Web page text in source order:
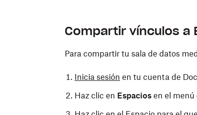
Compartir vínculos a
Para compartir tu sala de datos
Inicia sesión en tu cuenta de
Haz clic en Espacios en el menú